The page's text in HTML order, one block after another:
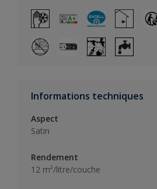
Informations techniques
Aspect
Satin
Rendement
12 m²/litre/couche